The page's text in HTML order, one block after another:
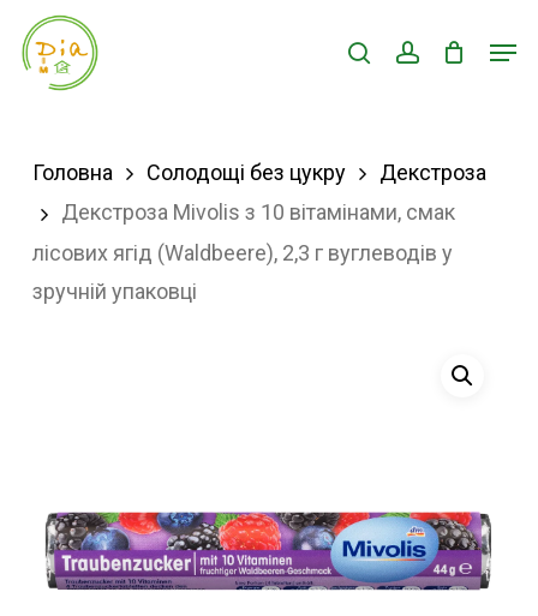
Skip
searchaccount
Головна Солодощі без цукру
Декстроза
Декстроза Mivolis з 10 вітамінами, смак
лісових ягід (Waldbeere), 2,3 г вуглеводів у
зручній упаковці